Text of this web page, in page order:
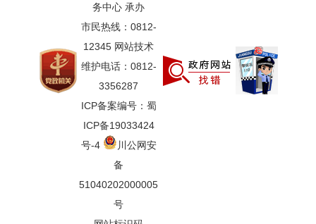
务中心 承办
市民热线：0812-
12345 网站技术
维护电话：0812-
3356287
ICP备案编号：蜀
ICP备19033424
号-4
川公网安
备
51040202000005
号